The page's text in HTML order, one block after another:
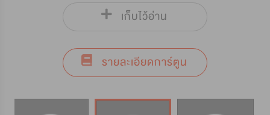
เก็บไว้อ่าน
รายละเอียดการ์ตูน